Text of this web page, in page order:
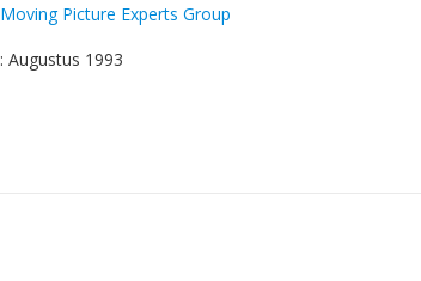
Moving Picture Experts Group
: Augustus 1993